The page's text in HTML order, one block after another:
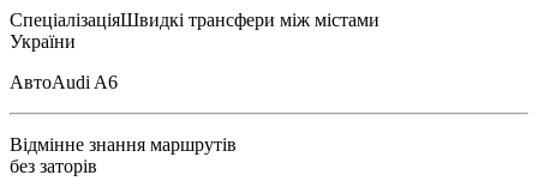
СпеціалізаціяШвидкі трансфери між містами
України
АвтоAudi A6
Відмінне знання маршрутів
без заторів